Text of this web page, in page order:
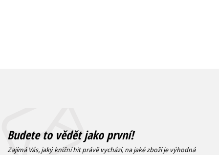
Budete to vědět jako první!
Zajímá Vás, jaký knižní hit právě vychází, na jaké zboží je výhodná